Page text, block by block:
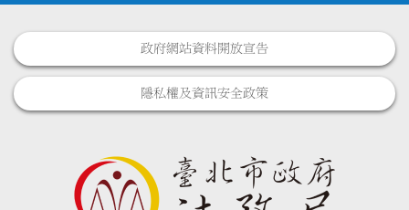
政府網站資料開放宣告
隱私權及資訊安全政策